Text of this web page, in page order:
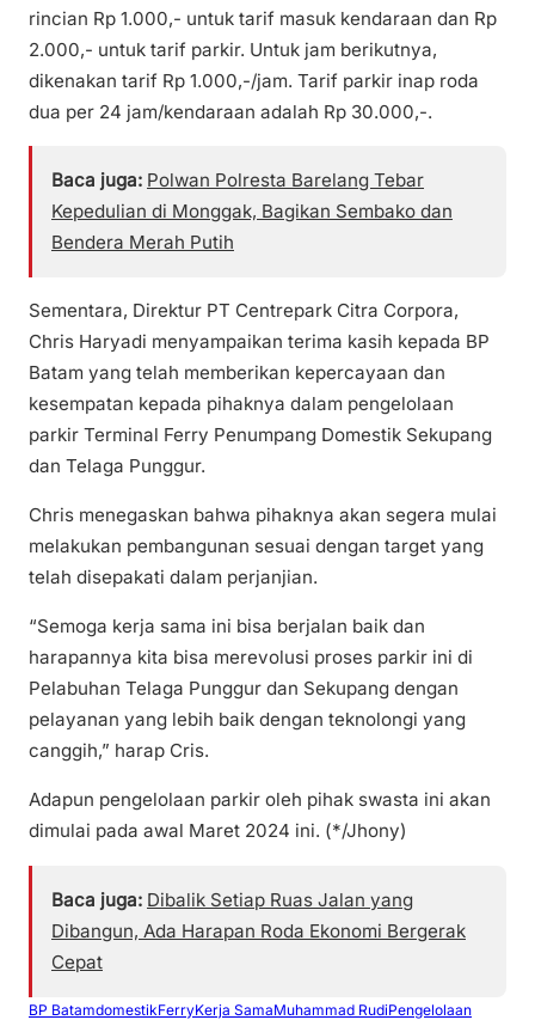
rincian Rp 1.000,- untuk tarif masuk kendaraan dan Rp
2.000,- untuk tarif parkir. Untuk jam berikutnya,
dikenakan tarif Rp 1.000,-/jam. Tarif parkir inap roda
dua per 24 jam/kendaraan adalah Rp 30.000,-.
Baca juga: Polwan Polresta Barelang Tebar
Kepedulian di Monggak, Bagikan Sembako dan
Bendera Merah Putih
Sementara, Direktur PT Centrepark Citra Corpora,
Chris Haryadi menyampaikan terima kasih kepada BP
Batam yang telah memberikan kepercayaan dan
kesempatan kepada pihaknya dalam pengelolaan
parkir Terminal Ferry Penumpang Domestik Sekupang
dan Telaga Punggur.
Chris menegaskan bahwa pihaknya akan segera mulai
melakukan pembangunan sesuai dengan target yang
telah disepakati dalam perjanjian.
“Semoga kerja sama ini bisa berjalan baik dan
harapannya kita bisa merevolusi proses parkir ini di
Pelabuhan Telaga Punggur dan Sekupang dengan
pelayanan yang lebih baik dengan teknolongi yang
canggih,” harap Cris.
Adapun pengelolaan parkir oleh pihak swasta ini akan
dimulai pada awal Maret 2024 ini. (*/Jhony)
Baca juga: Dibalik Setiap Ruas Jalan yang
Dibangun, Ada Harapan Roda Ekonomi Bergerak
Cepat
BP BatamdomestikFerryKerja SamaMuhammad RudiPengelolaan